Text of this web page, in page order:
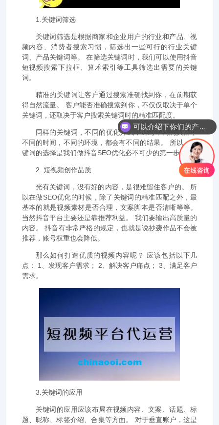
1.关键词筛选
关键词筛选是根据商家和企业用户的行业和产品、视
频内容、消费者搜索习惯，筛选出一些可行的行业关键
词、产品关键词等。 在筛选关键词时，我们可以使用抖音
短视频搜索下拉框、算术索引等工具筛选出需要的关键
词。
精准的关键词让客户通过搜索准确找到你，在前期获
得自然流量。 客户能否准确搜索到你，不仅仅取决于单个
关键词，还取决于客户搜索关键词时的精准匹配度。
同样的关键词，不同的优化方式，针对不同的人群，
不同的时间，不同的环境，都会有不同的结果。 所以，关
键词的选择是我们做抖音SEO优化必不可少的第一步。
2. 短视频创作品质
光有关键词，没有好的内容，是很难留住客户的。 所
以在做SEO优化的时候，除了关键词的精准匹配之外，最
基本的就是视频素材是否合理，文案脚本是否清晰等等。
当然抖音平台主要还是靠推荐利益。 我们要输出高质量的
内容。 抖音有非常严格的规定，也就是说抄袭作品不会被
推荐，账号权重也会降低。
那么如何打造优质的视频内容呢？ 应该包括以下几
点： 1、发现客户需求； 2、解决客户痛点； 3、满足客户
需求。
3.关键词的应用
关键词的应用应该布局在视频内容、文案、话题、标
题、昵称、标签介绍、合集等方面。 对于垂直账户，这是
可以介绍下你们的产品么？